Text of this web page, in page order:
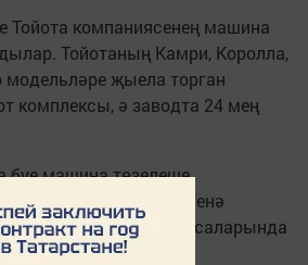
Тойота компаниясенең машина
Тойотаның Камри, Королла,
җыела торган
комплексы, ә заводта 24 мең
машина төзелеше
концерны җитәкчелегенә
мәйданчыклары кысаларында
тәкъдимнәр